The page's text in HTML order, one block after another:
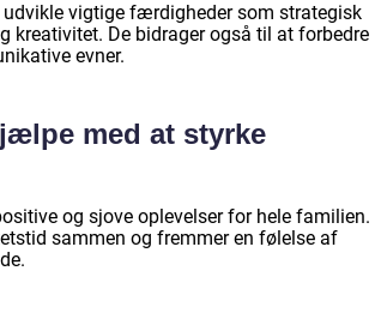
vigtige færdigheder som strategisk
kreativitet. De bidrager også til at forbedre
evner.
med at styrke
og sjove oplevelser for hele familien.
sammen og fremmer en følelse af